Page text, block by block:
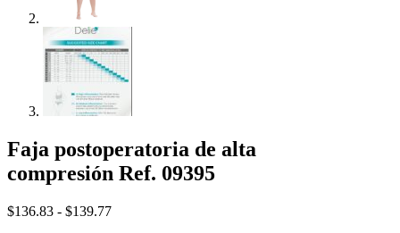
Faja postoperatoria de alta
compresión Ref. 09395
$136.83 - $139.77Rango